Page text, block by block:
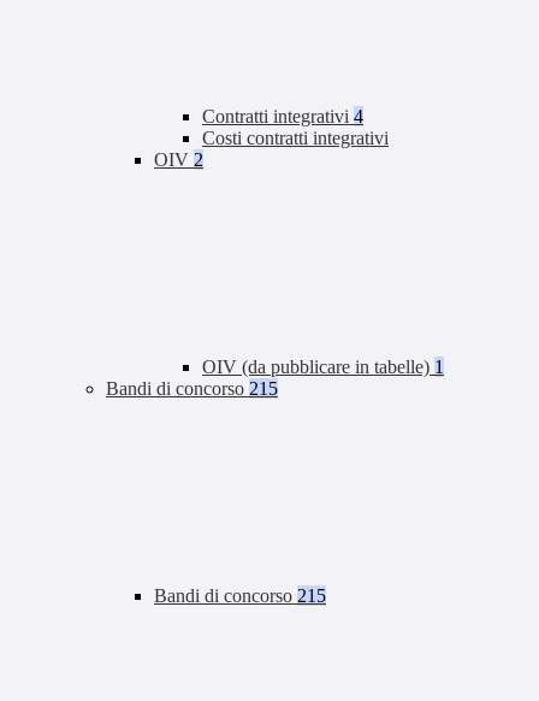
Contratti integrativi 4
Costi contratti integrativi
OIV 2
OIV (da pubblicare in tabelle) 1
Bandi di concorso 215
Bandi di concorso 215